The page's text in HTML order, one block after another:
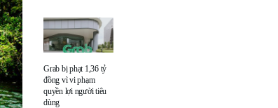
Grab bị phạt 1,36 tỷ
đồng vì vi phạm
quyền lợi người tiêu
dùng